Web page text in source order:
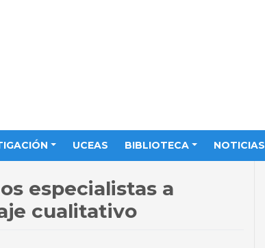
UCEAS BIBLIOTECA NOTICIAS
especialistas a
cualitativo